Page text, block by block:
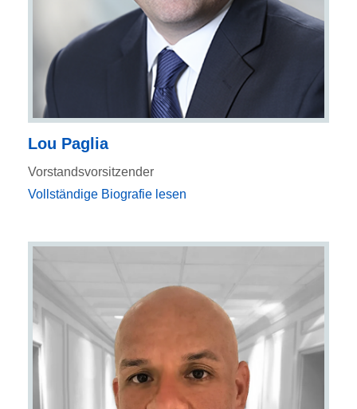
Lou Paglia
Vorstandsvorsitzender
Vollständige Biografie lesen